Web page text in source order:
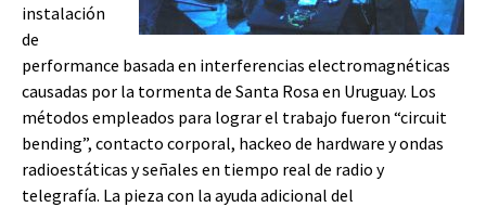
instalación
de
performance basada en interferencias electromagnéticas
causadas por la tormenta de Santa Rosa en Uruguay. Los
métodos empleados para lograr el trabajo fueron “circuit
bending”, contacto corporal, hackeo de hardware y ondas
radioestáticas y señales en tiempo real de radio y
telegrafía. La pieza con la ayuda adicional del